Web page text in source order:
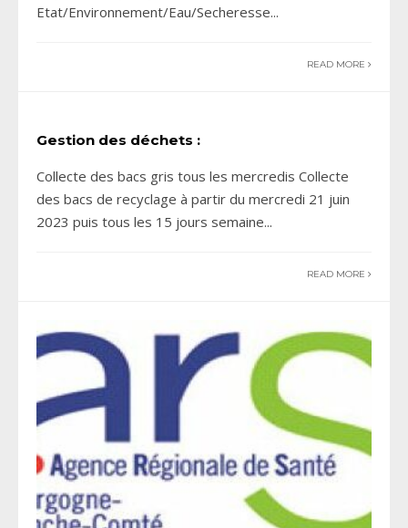
Etat/Environnement/Eau/Secheresse...
READ MORE
Gestion des déchets :
Collecte des bacs gris tous les mercredis Collecte
des bacs de recyclage à partir du mercredi 21 juin
2023 puis tous les 15 jours semaine...
READ MORE